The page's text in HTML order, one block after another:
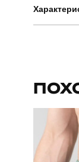
Стиль
Склад